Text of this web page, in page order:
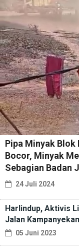
Pipa Minyak Blok
Bocor, Minyak
Sebagian Badan
24 Juli 2024
Harlindup, Aktivis
Jalan
05 Juni 2023